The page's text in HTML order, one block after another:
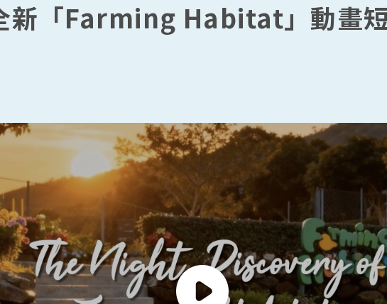
新「Farming Habitat」動畫